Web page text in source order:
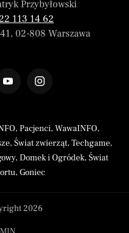
Przybyłowski
113 14 62
02-808 Warszawa
, Pacjenci, WawaINFO,
, Świat zwierząt, Techgame,
, Domek i Ogródek, Świat
, Goniec
2026